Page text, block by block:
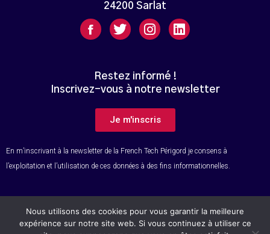
24200 Sarlat
Restez informé !
Inscrivez-vous à notre newsletter
Je m'inscris
En m’inscrivant à la newsletter de la French Tech Périgord je consens à
l’exploitation et l’utilisation de ces données à des fins informationnelles.
© Tous droits réservés – French Tech Périgord
Nous utilisons des cookies pour vous garantir la meilleure
expérience sur notre site web. Si vous continuez à utiliser ce